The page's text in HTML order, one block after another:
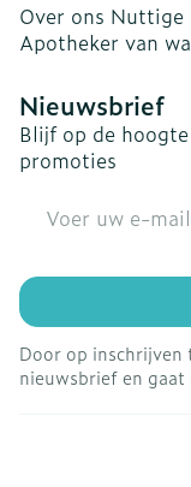
Over ons Nuttige
Apotheker van
Nieuwsbrief
Blijf op de
promoties
Door op
nieuwsbrief en